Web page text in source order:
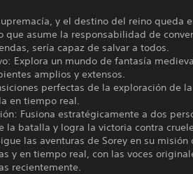
y el destino del reino queda
que asume la responsabilidad de
sería capaz de salvar a todos.
Explora un mundo de fantasía
amplios y extensos.
perfectas de la exploración de
en tiempo real.
Fusiona estratégicamente a dos
la batalla y logra la victoria contra
las aventuras de Sorey en su misión
y en tiempo real, con las voces
recientemente.